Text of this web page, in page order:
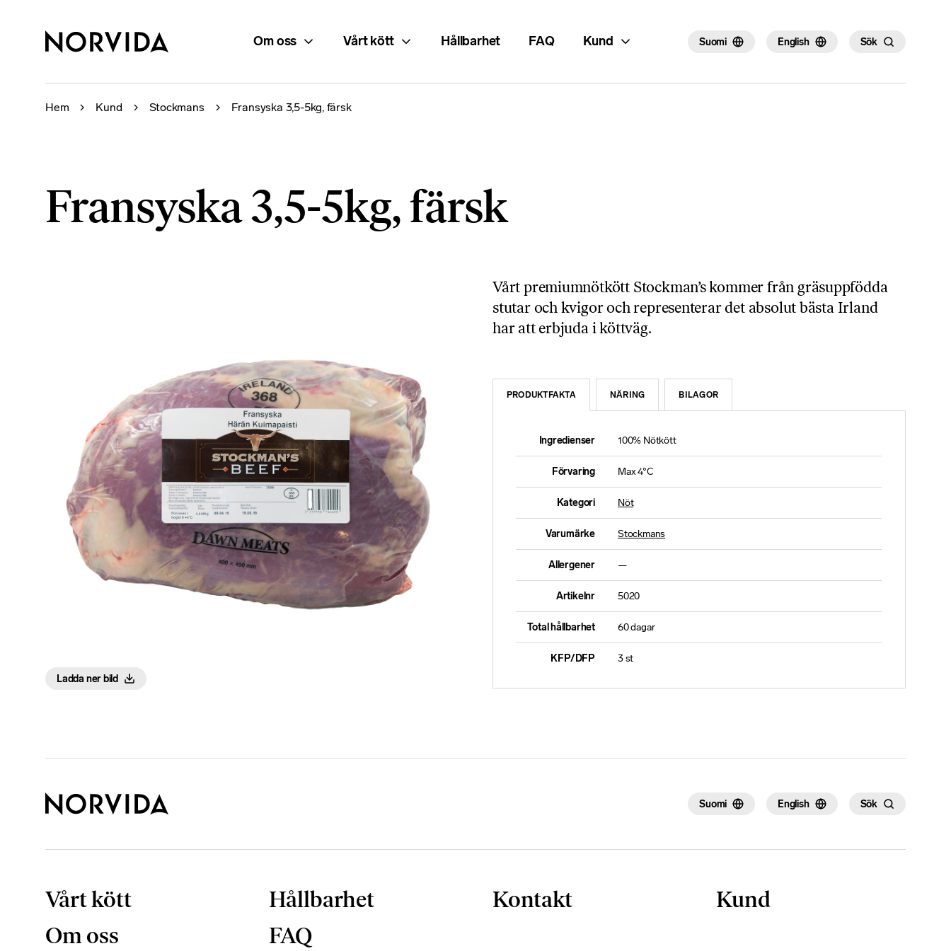
Om oss Vårt kött Hållbarhet FAQ Kund Suomi English Sök
Hem Kund Stockmans Fransyska 3,5-5kg, färsk
Fransyska 3,5-5kg, färsk
Ladda ner bild
Vårt premiumnötkött Stockman’s kommer från gräsuppfödda
stutar och kvigor och representerar det absolut bästa Irland
har att erbjuda i köttväg.
PRODUKTFAKTA NÄRING BILAGOR
Ingredienser 100% Nötkött
Förvaring Max 4°C
Kategori Nöt
Varumärke Stockmans
Allergener —
Artikelnr 5020
Total hållbarhet 60 dagar
KFP/DFP 3 st
Suomi English Sök
Vårt kött Hållbarhet Kontakt
Kund
Om oss
FAQ